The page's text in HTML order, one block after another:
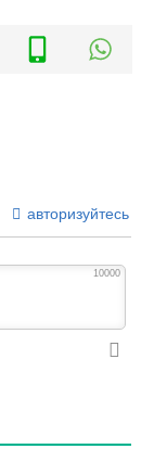
авторизуйтесь
10000